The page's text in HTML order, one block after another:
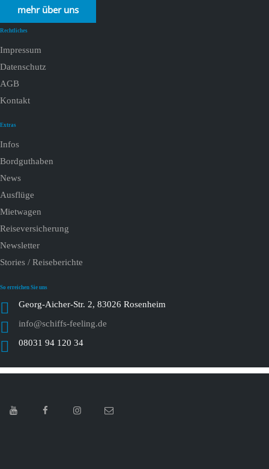
mehr über uns
Rechtliches
Impressum
Datenschutz
AGB
Kontakt
Extras
Infos
Bordguthaben
News
Ausflüge
Mietwagen
Reiseversicherung
Newsletter
Stories / Reiseberichte
So erreichen Sie uns
Georg-Aicher-Str. 2, 83026 Rosenheim
info@schiffs-feeling.de
08031 94 120 34